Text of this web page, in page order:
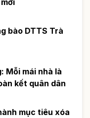
bào DTTS Trà
Mỗi mái nhà là
kết quân dân
mục tiêu xóa